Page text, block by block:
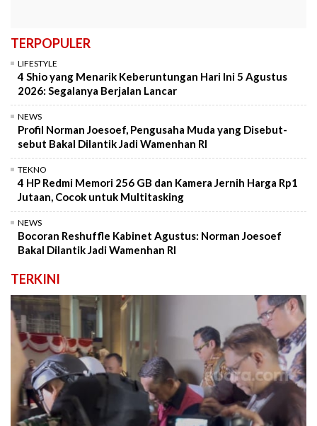
TERPOPULER
LIFESTYLE
4 Shio yang Menarik Keberuntungan Hari Ini 5 Agustus
2026: Segalanya Berjalan Lancar
NEWS
Profil Norman Joesoef, Pengusaha Muda yang Disebut-
sebut Bakal Dilantik Jadi Wamenhan RI
TEKNO
4 HP Redmi Memori 256 GB dan Kamera Jernih Harga Rp1
Jutaan, Cocok untuk Multitasking
NEWS
Bocoran Reshuffle Kabinet Agustus: Norman Joesoef
Bakal Dilantik Jadi Wamenhan RI
TERKINI